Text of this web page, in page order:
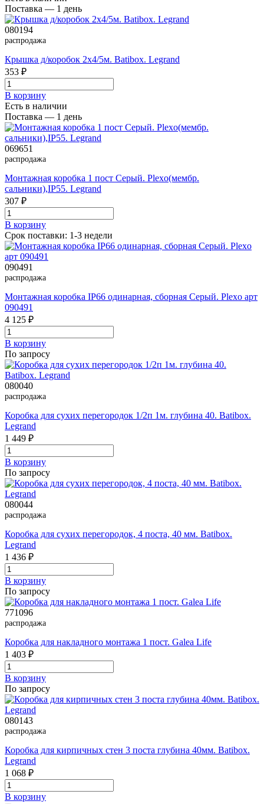
Поставка — 1 день
080194
распродажа
Крышка д/коробок 2х4/5м. Batibox. Legrand
353 ₽
В корзинy
Есть в наличии
Поставка — 1 день
069651
распродажа
Монтажная коробка 1 пост Серый. Plexo(мембр.
сальники),IP55. Legrand
307 ₽
В корзинy
Срок поставки: 1-3 недели
090491
распродажа
Монтажная коробка IP66 одинарная, сборная Серый. Plexo арт
090491
4 125 ₽
В корзинy
По запросу
080040
распродажа
Коробка для сухих перегородок 1/2п 1м. глубина 40. Batibox.
Legrand
1 449 ₽
В корзинy
По запросу
080044
распродажа
Коробка для сухих перегородок, 4 поста, 40 мм. Batibox.
Legrand
1 436 ₽
В корзинy
По запросу
771096
распродажа
Коробка для накладного монтажа 1 пост. Galea Life
1 403 ₽
В корзинy
По запросу
080143
распродажа
Коробка для кирпичных стен 3 поста глубина 40мм. Batibox.
Legrand
1 068 ₽
В корзинy